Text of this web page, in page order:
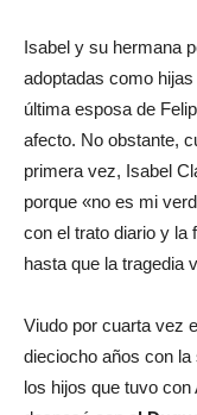
Isabel y su hermana
adoptadas como
última esposa de
afecto. No obstante,
primera vez, Isabel
porque «no es mi
con el trato diario y la
hasta que la tragedia
Viudo por cuarta vez
dieciocho años con la
los hijos que tuvo con